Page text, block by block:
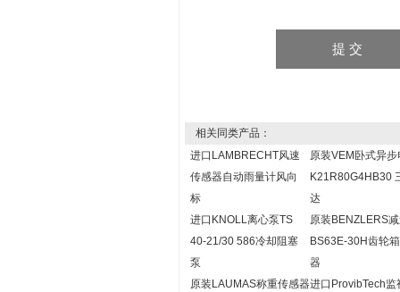
相关同类产品：
进口LAMBRECHT风速
传感器自动雨量计风向
标
原装VEM卧式异步
K21R80G4HB30
达
进口KNOLL离心泵TS
40-21/30 586冷却阻塞
泵
原装BENZLERS
BS63E-30H齿轮
器
原装LAUMAS称重传感器进口ProvibTech监